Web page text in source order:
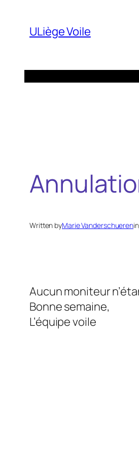
contenu
ULiège Voile
Written byMarie Vanderschuerenin
Aucun moniteur
Bonne semaine,
L’équipe voile